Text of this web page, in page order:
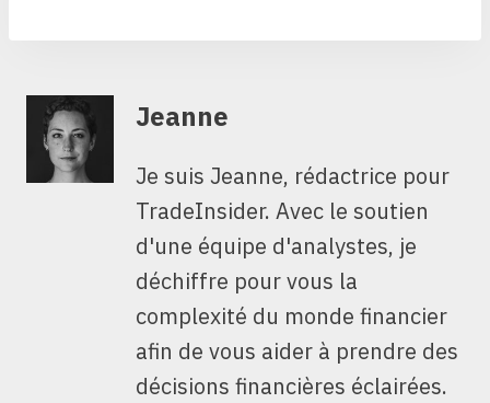
Jeanne
Je suis Jeanne, rédactrice pour
TradeInsider. Avec le soutien
d'une équipe d'analystes, je
déchiffre pour vous la
complexité du monde financier
afin de vous aider à prendre des
décisions financières éclairées.